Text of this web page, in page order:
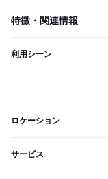
特徴・関連情報
利用シーン
ロケーション
サービス